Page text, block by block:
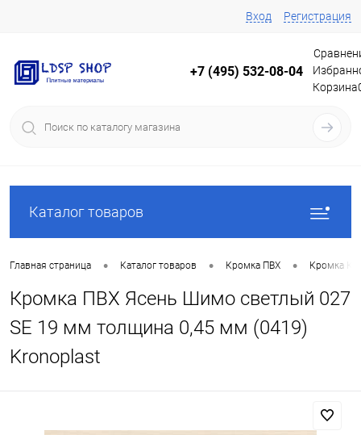
Вход Регистрация
+7 (495) 532-08-04
Корзина
Каталог товаров
Главная страница • Каталог товаров • Кромка ПВХ • Кромка
Кромка ПВХ Ясень Шимо светлый 027
SE 19 мм толщина 0,45 мм (0419)
Kronoplast